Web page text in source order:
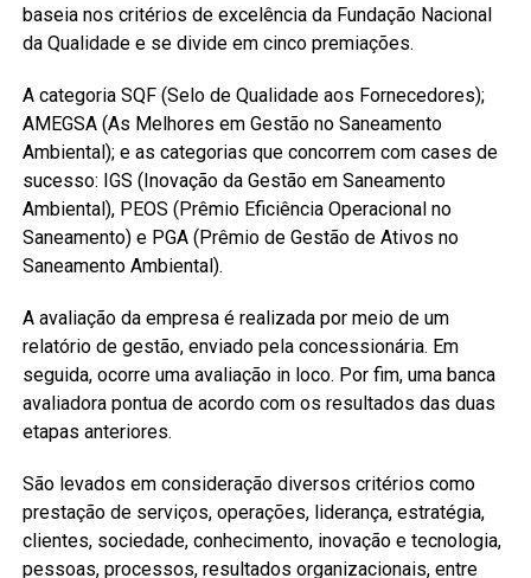
baseia nos critérios de excelência da Fundação Nacional
da Qualidade e se divide em cinco premiações.
A categoria SQF (Selo de Qualidade aos Fornecedores);
AMEGSA (As Melhores em Gestão no Saneamento
Ambiental); e as categorias que concorrem com cases de
sucesso: IGS (Inovação da Gestão em Saneamento
Ambiental), PEOS (Prêmio Eficiência Operacional no
Saneamento) e PGA (Prêmio de Gestão de Ativos no
Saneamento Ambiental).
A avaliação da empresa é realizada por meio de um
relatório de gestão, enviado pela concessionária. Em
seguida, ocorre uma avaliação in loco. Por fim, uma banca
avaliadora pontua de acordo com os resultados das duas
etapas anteriores.
São levados em consideração diversos critérios como
prestação de serviços, operações, liderança, estratégia,
clientes, sociedade, conhecimento, inovação e tecnologia,
pessoas, processos, resultados organizacionais, entre